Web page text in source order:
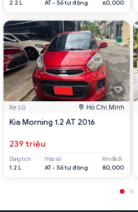
2.2 L AT - Số tự động 60,000
Xe cũ Hồ Chí Minh
Kia Morning 1.2 AT 2016
239 triệu
Dung tích
1.2 L
Hộp số
AT - Số tự động
Km đã đi
80,000